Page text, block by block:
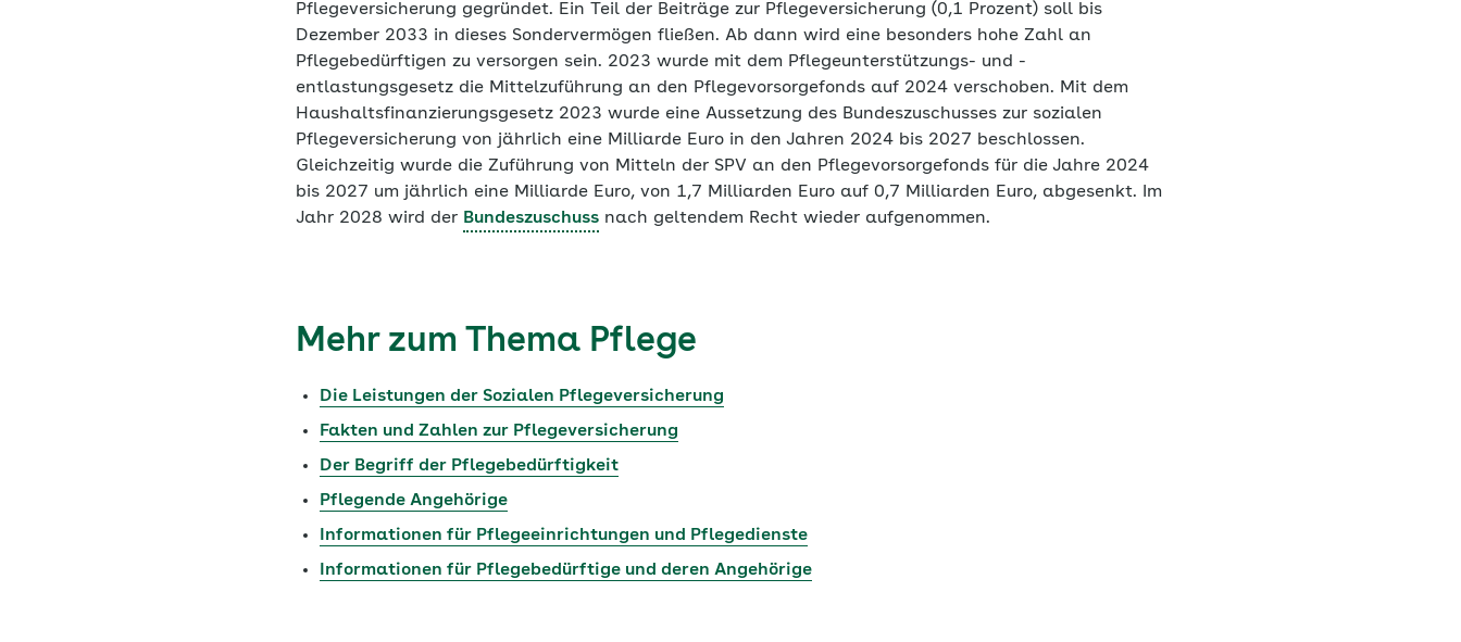
Pflegeversicherung gegründet. Ein Teil der Beiträge zur Pflegeversicherung (0,1 Prozent) soll bis
Dezember 2033 in dieses Sondervermögen fließen. Ab dann wird eine besonders hohe Zahl an
Pflegebedürftigen zu versorgen sein. 2023 wurde mit dem Pflegeunterstützungs- und -
entlastungsgesetz die Mittelzuführung an den Pflegevorsorgefonds auf 2024 verschoben. Mit dem
Haushaltsfinanzierungsgesetz 2023 wurde eine Aussetzung des Bundeszuschusses zur sozialen
Pflegeversicherung von jährlich eine Milliarde Euro in den Jahren 2024 bis 2027 beschlossen.
Gleichzeitig wurde die Zuführung von Mitteln der SPV an den Pflegevorsorgefonds für die Jahre 2024
bis 2027 um jährlich eine Milliarde Euro, von 1,7 Milliarden Euro auf 0,7 Milliarden Euro, abgesenkt. Im
Jahr 2028 wird der Bundeszuschuss nach geltendem Recht wieder aufgenommen.
Mehr zum Thema Pflege
Die Leistungen der Sozialen Pflegeversicherung
Fakten und Zahlen zur Pflegeversicherung
Der Begriff der Pflegebedürftigkeit
Pflegende Angehörige
Informationen für Pflegeeinrichtungen und Pflegedienste
Informationen für Pflegebedürftige und deren Angehörige